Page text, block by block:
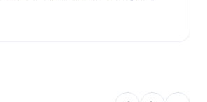
respuestas.
de seguimiento tras no recibir respuesta: